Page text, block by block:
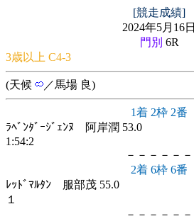
[競走成績]
2024年5月16日
門別 6R
3歳以上 C4-3
(天候 ／馬場 良)
1着 2枠 2番
ﾗﾍﾞﾝﾀﾞｰｼﾞｪﾝﾇ 阿岸潤 53.0
1:54:2
－－－－－－
2着 6枠 6番
ﾚｯﾄﾞﾏﾙﾀﾝ 服部茂 55.0
１
－－－－－－